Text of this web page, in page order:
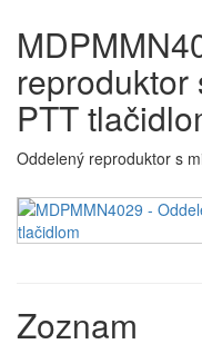
reproduktor
PTT
Oddelený reproduktor s
Zoznam